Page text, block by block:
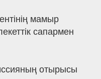
мамыр
сапармен
отырысы